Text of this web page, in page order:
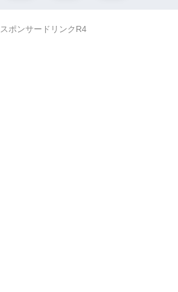
スポンサードリンクR4